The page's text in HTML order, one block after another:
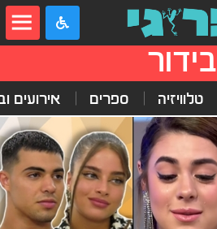
בידור
טלוויזיה ספרים אירועים